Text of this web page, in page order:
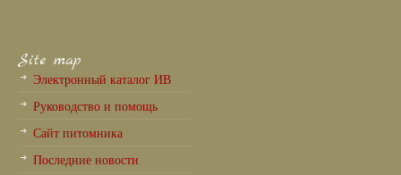
Site map
Электронный каталог ИВ
Руководство и помощь
Сайт питомника
Последние новости